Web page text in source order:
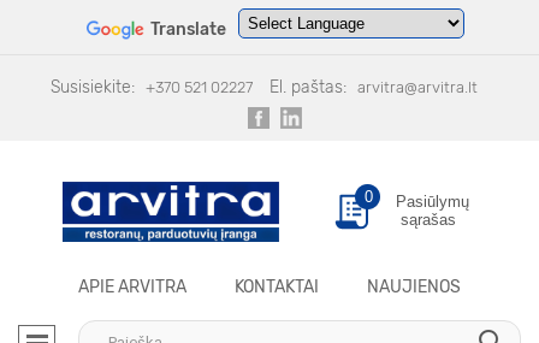
Translate
Susisiekite: +370 521 02227 El. paštas: arvitra@arvitra.lt
APIE ARVITRA KONTAKTAI NAUJIENOS
0
Pasiūlymų
sąrašas